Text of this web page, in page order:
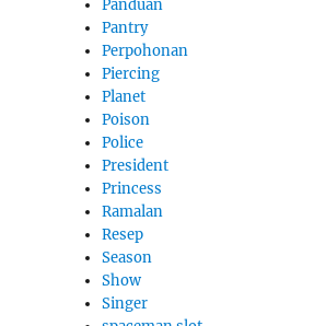
Panduan
Pantry
Perpohonan
Piercing
Planet
Poison
Police
President
Princess
Ramalan
Resep
Season
Show
Singer